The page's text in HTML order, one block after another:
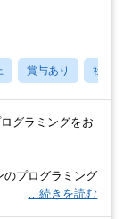
賞与あり 社宅・
グラミングをお
のプログラミング
…続きを読む